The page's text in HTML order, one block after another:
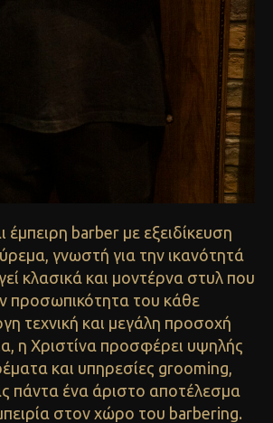
έμπειρη barber με εξειδίκευση
γνωστή για την ικανότητά
κλασικά και μοντέρνα στυλ που
προσωπικότητα του κάθε
τεχνική και μεγάλη προσοχή
η Χριστίνα προσφέρει υψηλής
και υπηρεσίες grooming,
πάντα ένα άριστο αποτέλεσμα
στον χώρο του barbering.